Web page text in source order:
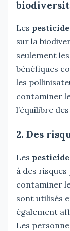
Les
sur la
seulement
bénéfiques
les
contaminer
l’équilibre
2. Des
Les
à des
contaminer
sont utilisés
également
Les